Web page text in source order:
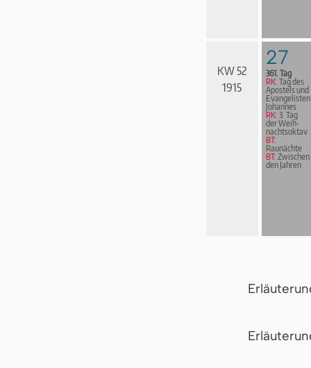
KW 52
1915
27
361. Tag
RK: Tag des
Apostels und
Evangelisten
Johannes
RK: 3. Tag
der Weih­
nachts­ok­tav
BT:
Raunächte
BT: Zwischen
den Jahren